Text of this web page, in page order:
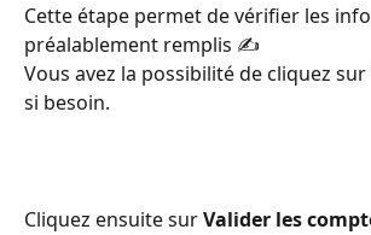
Cette étape permet de vérifier les
préalablement remplis ✍️
Vous avez la possibilité de cliquez
si besoin.
Cliquez ensuite sur Valider les